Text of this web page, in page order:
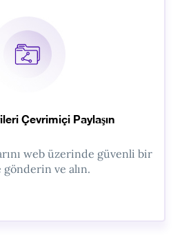
Çevrimiçi Paylaşın
web üzerinde güvenli bir
gönderin ve alın.